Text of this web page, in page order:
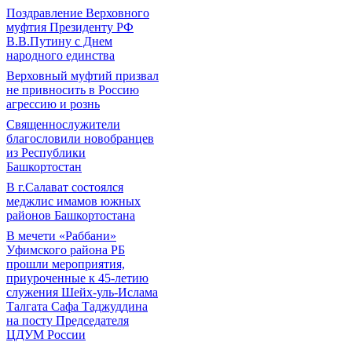
Поздравление Верховного
муфтия Президенту РФ
В.В.Путину с Днем
народного единства
Верховный муфтий призвал
не привносить в Россию
агрессию и рознь
Священнослужители
благословили новобранцев
из Республики
Башкортостан
В г.Салават состоялся
меджлис имамов южных
районов Башкортостана
В мечети «Раббани»
Уфимского района РБ
прошли мероприятия,
приуроченные к 45-летию
служения Шейх-уль-Ислама
Талгата Сафа Таджуддина
на посту Председателя
ЦДУМ России